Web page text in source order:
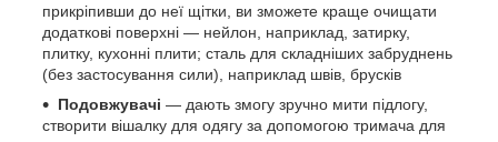
прикріпивши до неї щітки, ви зможете краще очищати
додаткові поверхні — нейлон, наприклад, затирку,
плитку, кухонні плити; сталь для складніших забруднень
(без застосування сили), наприклад швів, брусків
Подовжувачі — дають змогу зручно мити підлогу,
створити вішалку для одягу за допомогою тримача для